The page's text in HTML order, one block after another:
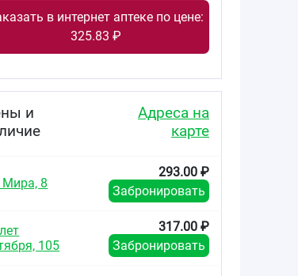
₽
нить
с
от357.00₽
зубная нить
объемная
корицы 40м
от
в интернет аптеке по цене:
325.83 ₽
и
Адреса на
карте
Мира, 8
293.00 ₽
Забронировать
105
317.00 ₽
Забронировать